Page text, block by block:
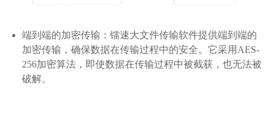
端到端的加密传输：镭速大文件传输软件提供端到端的
加密传输，确保数据在传输过程中的安全。它采用AES-
256加密算法，即使数据在传输过程中被截获，也无法被
破解。